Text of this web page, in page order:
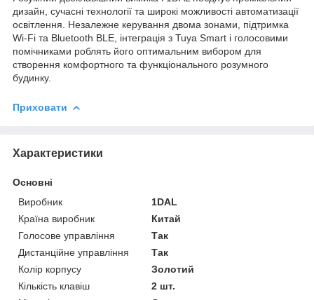
дизайн, сучасні технології та широкі можливості автоматизації
освітлення. Незалежне керування двома зонами, підтримка
Wi-Fi та Bluetooth BLE, інтеграція з Tuya Smart і голосовими
помічниками роблять його оптимальним вибором для
створення комфортного та функціонального розумного
будинку.
Приховати
Характеристики
Основні
Виробник
1DAL
Країна виробник
Китай
Голосове управління
Так
Дистанційне управління
Так
Колір корпусу
Золотий
Кількість клавіш
2 шт.